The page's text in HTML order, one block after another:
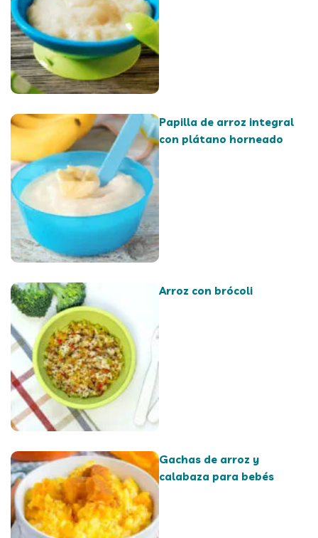
Papilla de arroz integral
con plátano horneado
Arroz con brócoli
Gachas de arroz y
calabaza para bebés